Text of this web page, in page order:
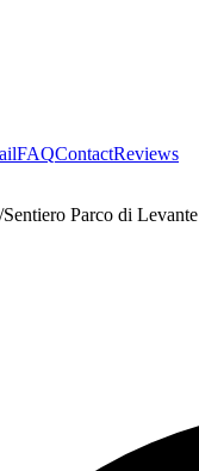
FAQContactReviews
/Sentiero Parco di Levante